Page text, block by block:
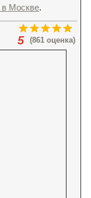
в Москве.
(861 оценка)
5